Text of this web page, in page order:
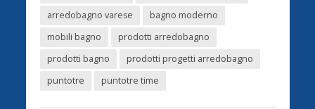
arredobagno varese
bagno moderno
mobili bagno
prodotti arredobagno
prodotti bagno
prodotti progetti arredobagno
puntotre
puntotre time